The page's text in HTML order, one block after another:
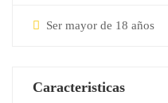
Ser mayor de 18 años
Caracteristicas